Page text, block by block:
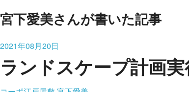
宮下愛美さんが書いた記事
2021年08月20日
ランドスケープ計画